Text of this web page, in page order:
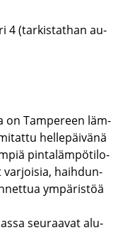
4 (tar­kis­tat­han au­
on Tam­pe­reen läm­
hel­le­päi­vä­nä
pin­ta­läm­pö­ti­lo­
var­joi­sia, haih­dun­
ym­pä­ris­töä
seu­raa­vat alu­